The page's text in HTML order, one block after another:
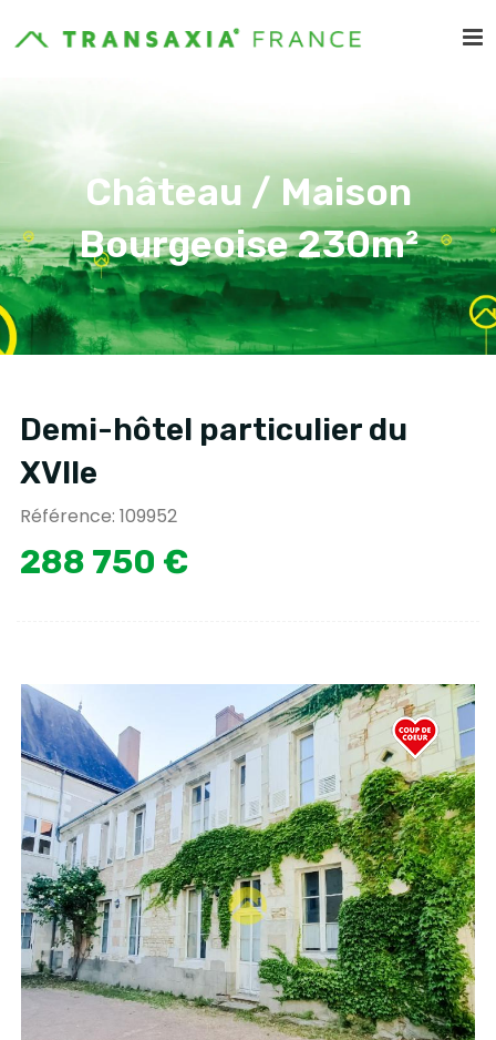
Château / Maison
Bourgeoise 230m²
Demi-hôtel particulier du
XVIIe
Référence: 109952
288 750 €